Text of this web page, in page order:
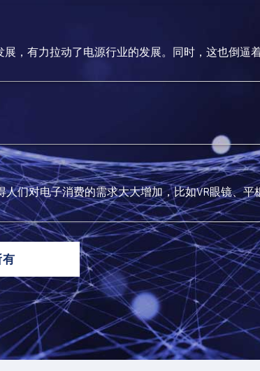
，有力拉动了电源行业的发展。同时，这也倒逼
们对电子消费的需求大大增加，比如VR眼镜、平